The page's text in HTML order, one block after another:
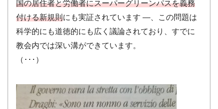
国の居住者と労働者にスーパーグリーンパスを義務
付ける新規則にも実証されています ―、この問題は
科学的にも道徳的にも広く議論されており、すでに
教会内では深い溝ができています。
（･･･）